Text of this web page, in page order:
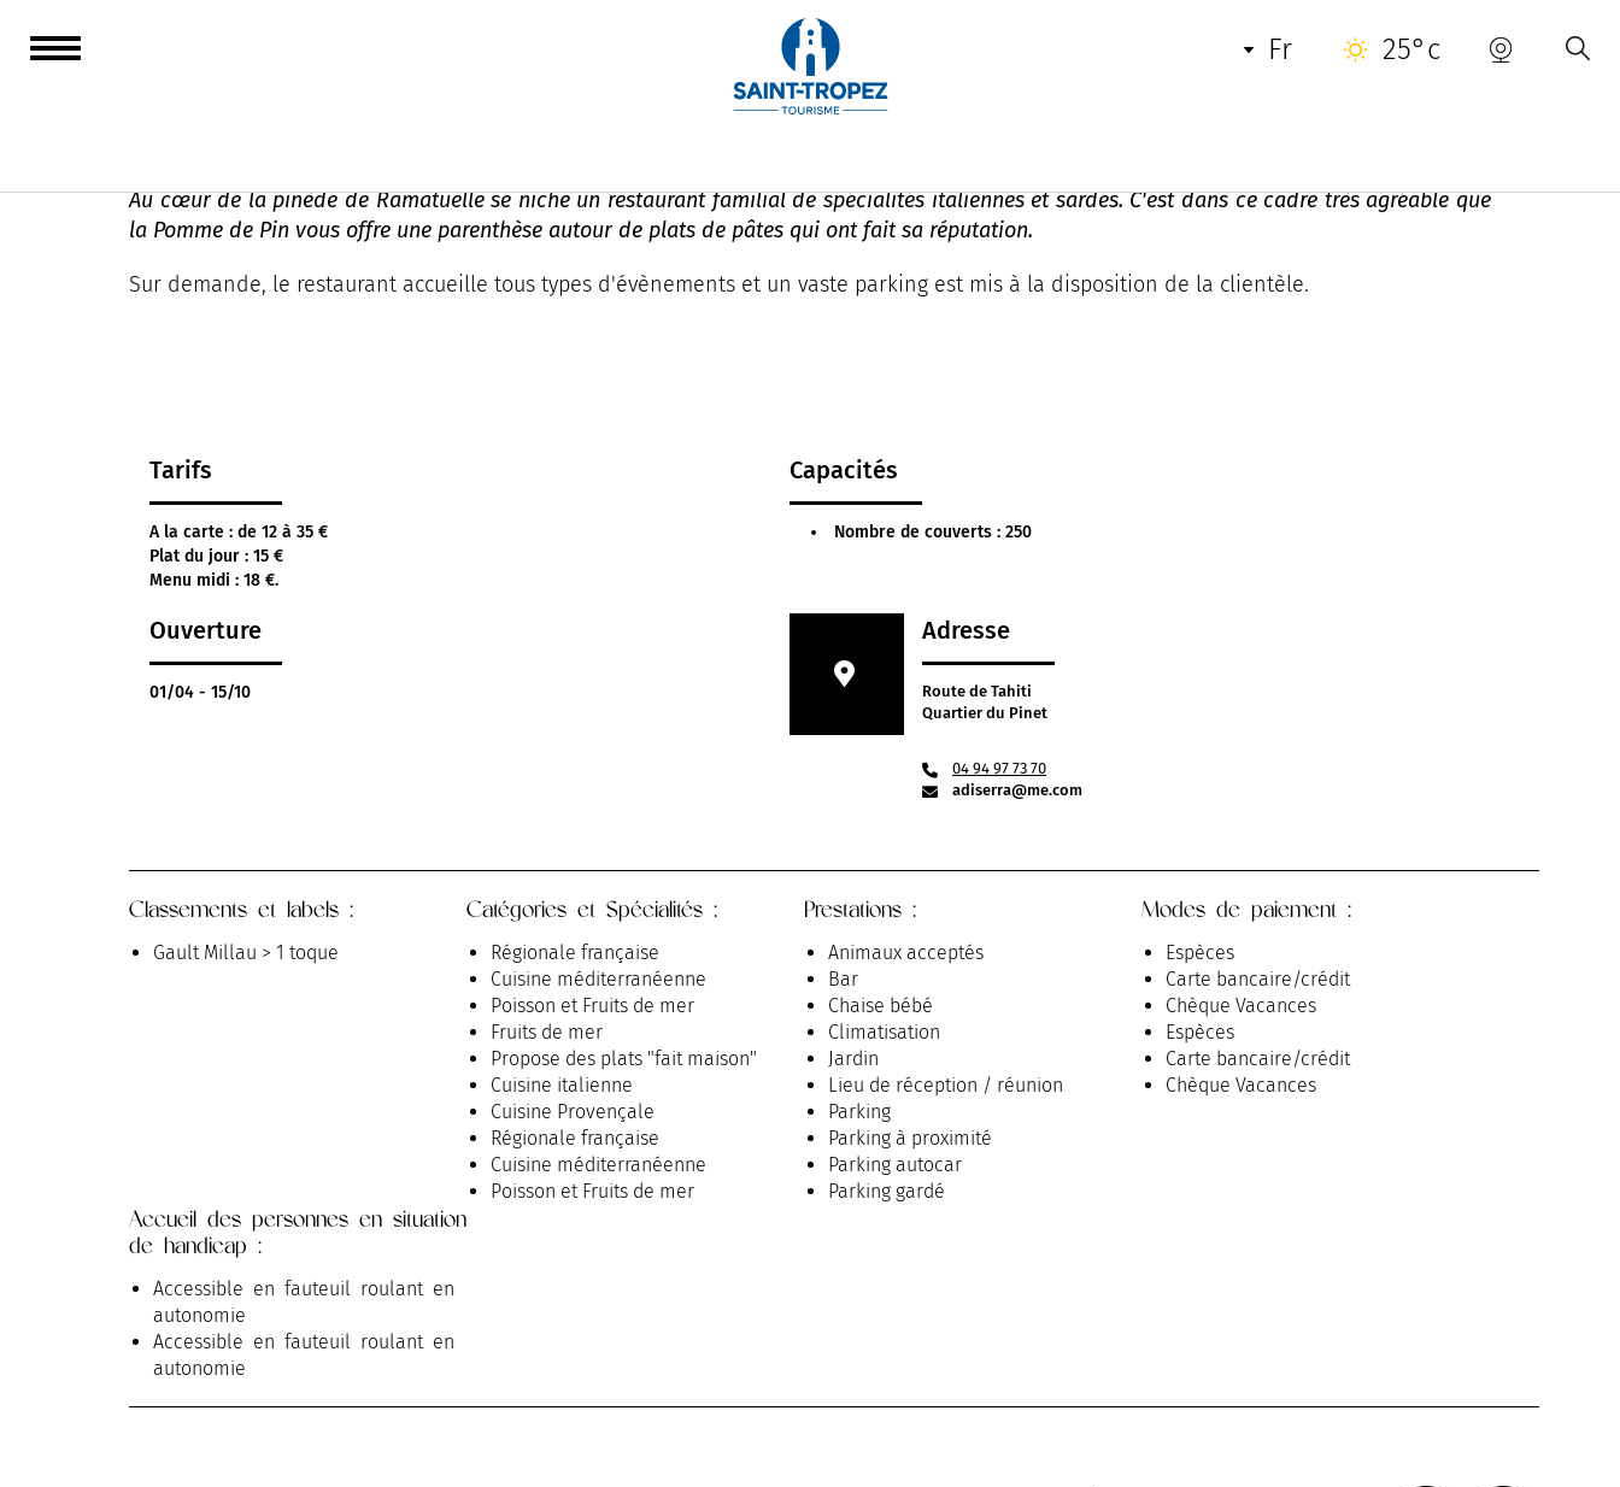
fr 25°c
Au cœur de la pinède de Ramatuelle se niche un restaurant familial de spécialités italiennes et sardes. C'est dans ce cadre très agréable que
la Pomme de Pin vous offre une parenthèse autour de plats de pâtes qui ont fait sa réputation.
Sur demande, le restaurant accueille tous types d'évènements et un vaste parking est mis à la disposition de la clientèle.
Tarifs
A la carte : de 12 à 35 €
Plat du jour : 15 €
Menu midi : 18 €.
Capacités
Nombre de couverts : 250
Ouverture
01/04 - 15/10
Adresse
Route de Tahiti
Quartier du Pinet
04 94 97 73 70
adiserra@me.com
Classements et labels :
Gault Millau > 1 toque
Catégories et Spécialités :
Régionale française
Cuisine méditerranéenne
Poisson et Fruits de mer
Fruits de mer
Propose des plats "fait maison"
Cuisine italienne
Cuisine Provençale
Régionale française
Cuisine méditerranéenne
Poisson et Fruits de mer
Prestations :
Animaux acceptés
Bar
Chaise bébé
Climatisation
Jardin
Lieu de réception / réunion
Parking
Parking à proximité
Parking autocar
Parking gardé
Modes de paiement :
Espèces
Carte bancaire/crédit
Chèque Vacances
Espèces
Carte bancaire/crédit
Chèque Vacances
Accueil des personnes en situation
de handicap :
Accessible en fauteuil roulant en
autonomie
Accessible en fauteuil roulant en
autonomie